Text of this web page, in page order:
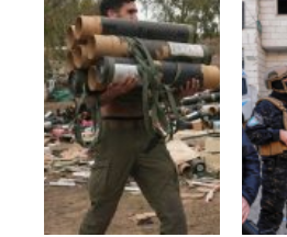
“Müharibəyə görə kompensasiya və
təhlükəsizlik zəmanətləri”: İran
ABŞ-la...
İyul 31, 2025